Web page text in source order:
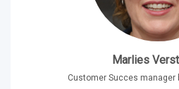
Marlies
Customer Succes manager